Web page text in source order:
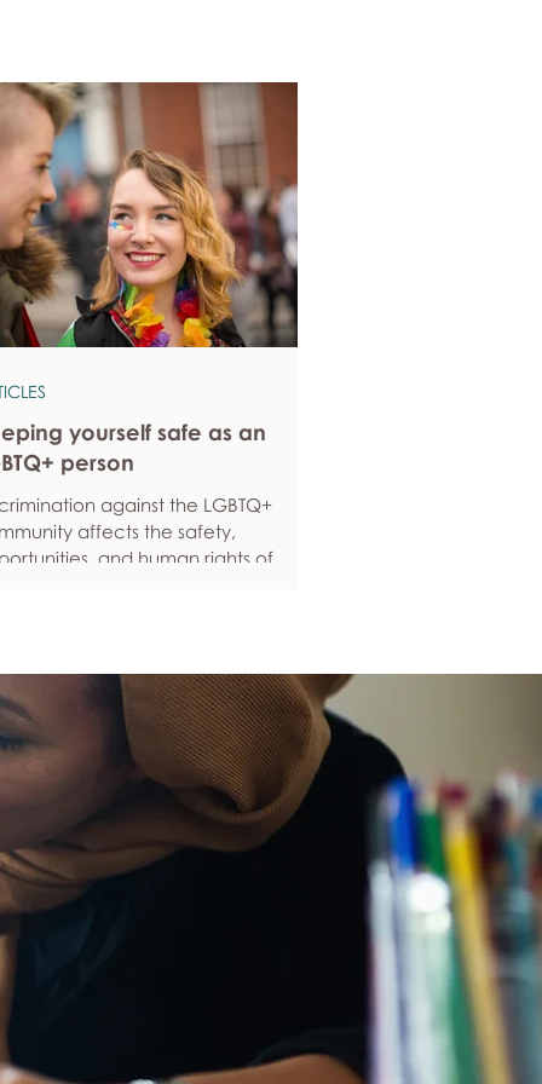
yourself safe as an
person
against the LGBTQ+
affects the safety,
and human rights of
your rights isn’t just about
safe - it’s also about feeling like
matter, and having control over
own life. Make sure you know your
rights in all sorts of situations – from
housin